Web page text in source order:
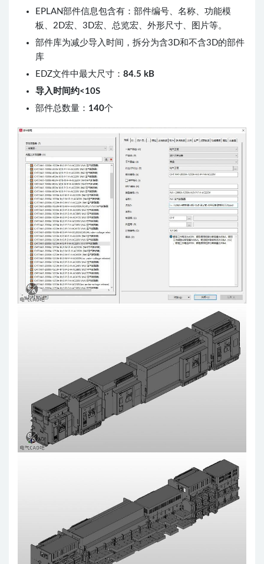
EPLAN部件信息包含有：部件编号、名称、功能模
板、2D宏、3D宏、总览宏、外形尺寸、图片等。
部件库为减少导入时间，拆分为含3D和不含3D的部件
库
EDZ文件中最大尺寸： 84.5 kB
导入时间约<10S
部件总数量： 140个